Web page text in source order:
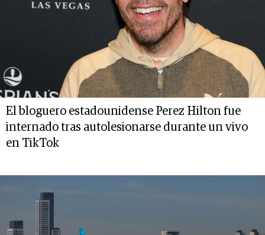
El bloguero estadounidense Perez Hilton fue
internado tras autolesionarse durante un vivo
en TikTok